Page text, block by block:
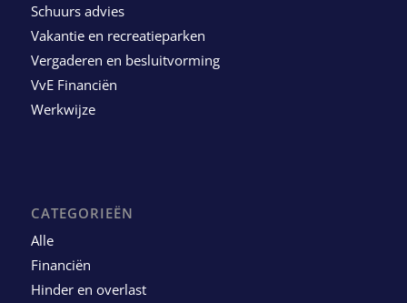
Schuurs advies
Vakantie en recreatieparken
Vergaderen en besluitvorming
VvE Financiën
Werkwijze
CATEGORIEËN
Alle
Financiën
Hinder en overlast